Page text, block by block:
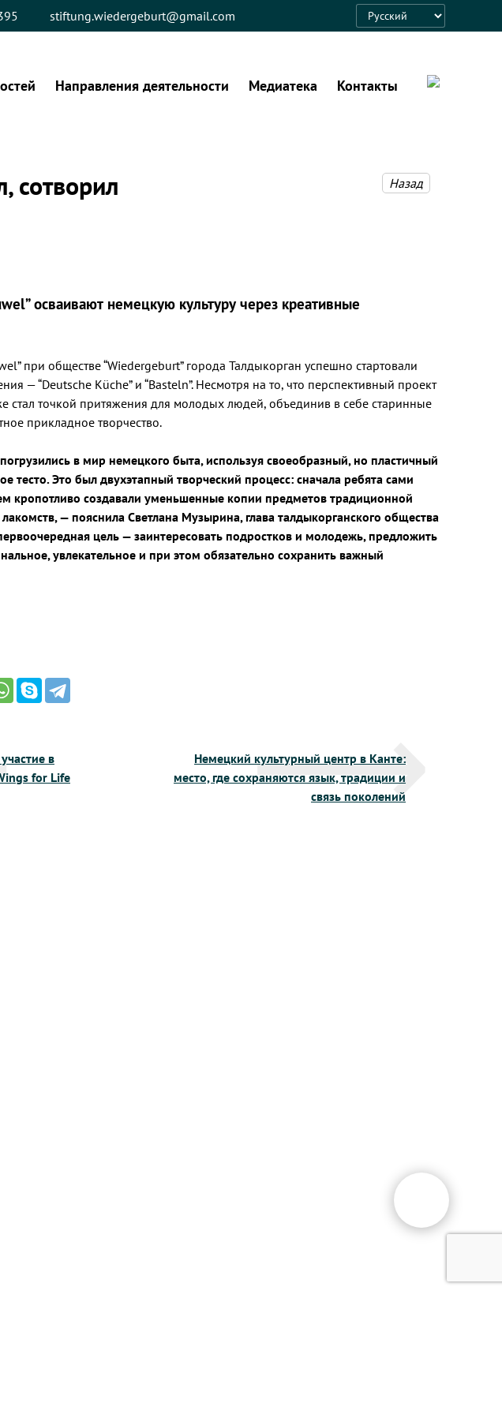
stiftung.wiedergeburt@gmail.com
Language
Направления деятельности Медиатека Контакты
сотворил Назад
осваивают немецкую культуру через креативные
при обществе “Wiedergeburt” города Талдыкорган успешно стартовали
— “Deutsche Küche” и “Basteln”. Несмотря на то, что перспективный проект
стал точкой притяжения для молодых людей, объединив в себе старинные
прикладное творчество.
в мир немецкого быта, используя своеобразный, но пластичный
тесто. Это был двухэтапный творческий процесс: сначала ребята сами
кропотливо создавали уменьшенные копии предметов традиционной
— пояснила Светлана Музырина, глава талдыкорганского общества
цель — заинтересовать подростков и молодежь, предложить
увлекательное и при этом обязательно сохранить важный
в
for Life
Немецкий культурный центр в Канте:
место, где сохраняются язык, традиции и
связь поколений